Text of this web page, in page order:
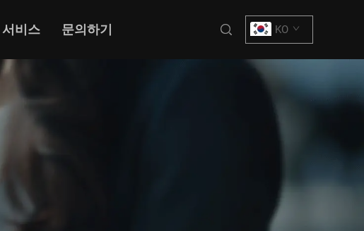
서비스 문의하기 KO